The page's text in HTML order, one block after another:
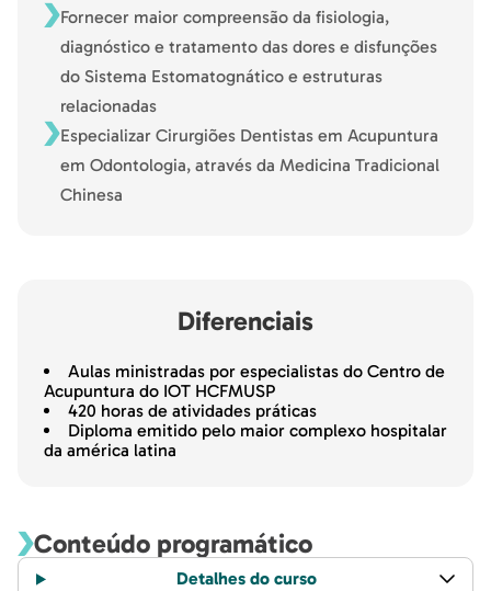
Fornecer maior compreensão da fisiologia,
diagnóstico e tratamento das dores e disfunções
do Sistema Estomatognático e estruturas
relacionadas
Especializar Cirurgiões Dentistas em Acupuntura
em Odontologia, através da Medicina Tradicional
Chinesa
Diferenciais
Aulas ministradas por especialistas do Centro de
Acupuntura do IOT HCFMUSP
420 horas de atividades práticas
Diploma emitido pelo maior complexo hospitalar
da américa latina
Conteúdo programático
Detalhes do curso